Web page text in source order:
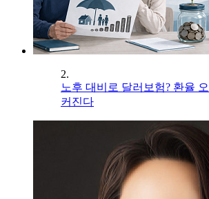
2.
노후 대비로 달러보험? 환율
커진다